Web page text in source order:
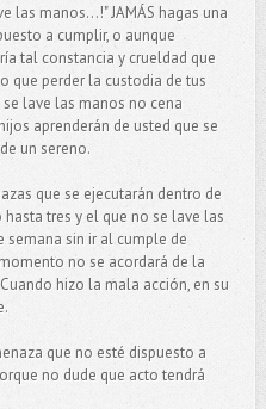
las manos...!" JAMÁS hagas una
a cumplir, o aunque
tal constancia y crueldad que
que perder la custodia de tus
lave las manos no cena
aprenderán de usted que se
un sereno.
que se ejecutarán dentro de
tres y el que no se lave las
semana sin ir al cumple de
no se acordará de la
hizo la mala acción, en su
que no esté dispuesto a
no dude que acto tendrá